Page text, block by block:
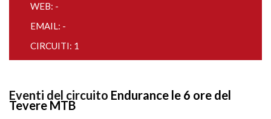
WEB: -
EMAIL: -
CIRCUITI: 1
Eventi del circuito Endurance le 6 ore del
Tevere MTB